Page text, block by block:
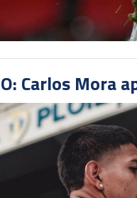
Carlos Mora